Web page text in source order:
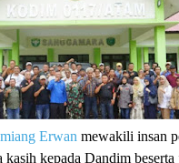
Erwan mewakili insan
kasih kepada Dandim beserta